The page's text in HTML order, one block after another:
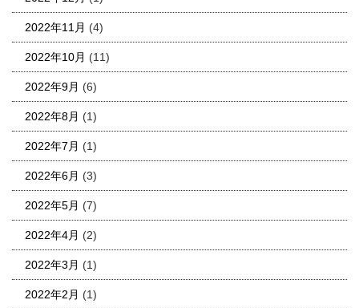
2022年11月 (4)
2022年10月 (11)
2022年9月 (6)
2022年8月 (1)
2022年7月 (1)
2022年6月 (3)
2022年5月 (7)
2022年4月 (2)
2022年3月 (1)
2022年2月 (1)